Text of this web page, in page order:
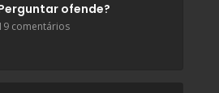
ofende?
comentários